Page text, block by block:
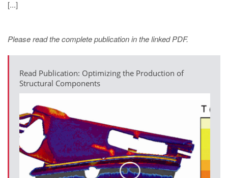
MAGMA China
EN
ZH
MAGMA India
EN
MAGMA Korea
KO
[...]
Please read the complete publication in the linked PDF.
Read Publication: Optimizing the Production of
Structural Components